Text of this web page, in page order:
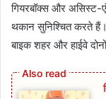
गियरबॉक्स और असिस्ट-
थकान सुनिश्चित करते
बाइक शहर और हाईवे